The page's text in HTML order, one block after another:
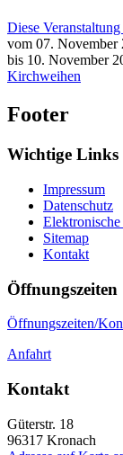
Diese
vom 07. November
bis 10. November
Kirchweihen
Footer
Wichtige Links
Impressum
Datenschutz
Sitemap
Kontakt
Öffnungszeiten
Öffnungszeiten/
Anfahrt
Kontakt
Güterstr. 18
96317 Kronach